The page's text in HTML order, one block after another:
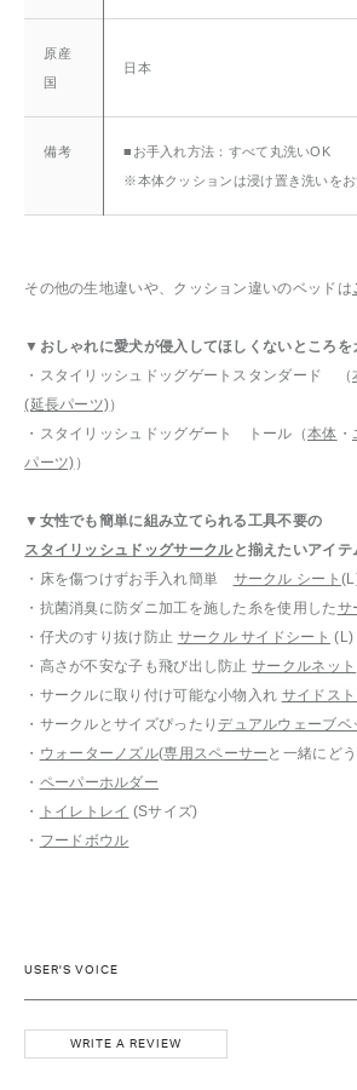
原産
国
日本
備考
■お手入れ方法：すべて丸洗いOK
※本体クッションは浸け置き洗いをお
その他の生地違いや、クッション違いのベッドは
▼おしゃれに愛犬が侵入してほしくないところを
・スタイリッシュドッグゲートスタンダード （
(延長パーツ)）
・スタイリッシュドッグゲート トール（本体 ・
パーツ) ）
▼女性でも簡単に組み立てられる工具不要の
スタイリッシュドッグサークルと揃えたいアイテ
・床を傷つけずお手入れ簡単 サークル シート
・抗菌消臭に防ダニ加工を施した糸を使用したサ
・仔犬のすり抜け防止 サークル サイドシート (L)
・高さが不安な子も飛び出し防止サークルネット
・サークルに取り付け可能な小物入れ サイドス
・サークルとサイズぴったりデュアルウェーブベ
・ ウォーターノズル(専用スペーサー と一緒にど
・ ペーパーホルダー
・
トイレトレイ (Sサイズ)
・ フードボウル
USER'S VOICE
WRITE A REVIEW